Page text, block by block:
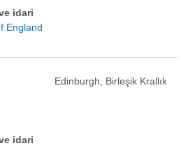
idari
England
Edinburgh, Birleşik Krallık
idari